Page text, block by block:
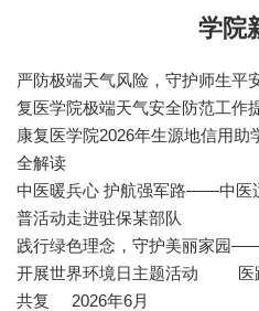
学院
严防极端天气风险，守护师生
复医学院极端天气安全防范工作
康复医学院2026年生源地信用助
全解读
中医暖兵心 护航强军路——中医
普活动走进驻保某部队
践行绿色理念，守护美丽家园
开展世界环境日主题活动 医
共复 2026年6月